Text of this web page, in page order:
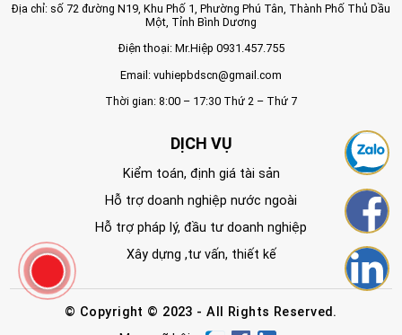
Địa chỉ: số 72 đường N19, Khu Phố 1, Phường Phú Tân, Thành Phố Thủ Dầu
Một, Tỉnh Bình Dương
Điện thoại: Mr.Hiệp 0931.457.755
Email: vuhiepbdscn@gmail.com
Thời gian: 8:00 – 17:30 Thứ 2 – Thứ 7
DỊCH VỤ
Kiểm toán, định giá tài sản
Hỗ trợ doanh nghiệp nước ngoài
Hỗ trợ pháp lý, đầu tư doanh nghiệp
Xây dựng ,tư vấn, thiết kế
© Copyright © 2023 - All Rights Reserved.